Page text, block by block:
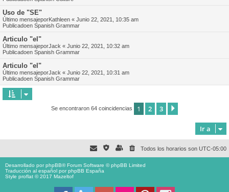
Uso de "SE"
Último mensajeporKathleen « Junio 22, 2021, 10:35 am
Publicadoen Spanish Grammar
Articulo "el"
Último mensajeporJack « Junio 22, 2021, 10:32 am
Publicadoen Spanish Grammar
Articulo "el"
Último mensajeporJack « Junio 22, 2021, 10:31 am
Publicadoen Spanish Grammar
Se encontraron 64 coincidencias 1 2 3
Ir a
Todos los horarios son UTC-05:00
Desarrollado porphpBB® Forum Software © phpBB Limited
Traducción al español porphpBB España
Style proflat © 2017 Mazeltof